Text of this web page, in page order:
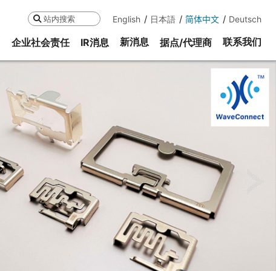
搜索 English 日本語 简体中文 Deutsch
企业社会责任 IR消息 新消息 据点/代理商 联系我们